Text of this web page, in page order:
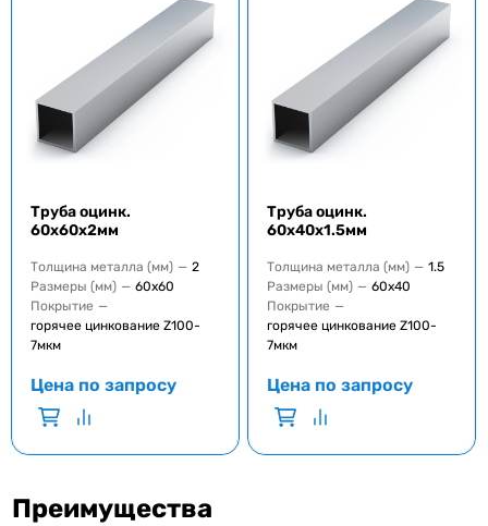
Труба оцинк.
60x60x2мм
Толщина металла (мм) — 2
Размеры (мм) — 60x60
Покрытие —
горячее цинкование Z100-
7мкм
Цена по запросу
Труба оцинк.
60x40x1.5мм
Толщина металла (мм) — 1.5
Размеры (мм) — 60x40
Покрытие —
горячее цинкование Z100-
7мкм
Цена по запросу
Преимущества